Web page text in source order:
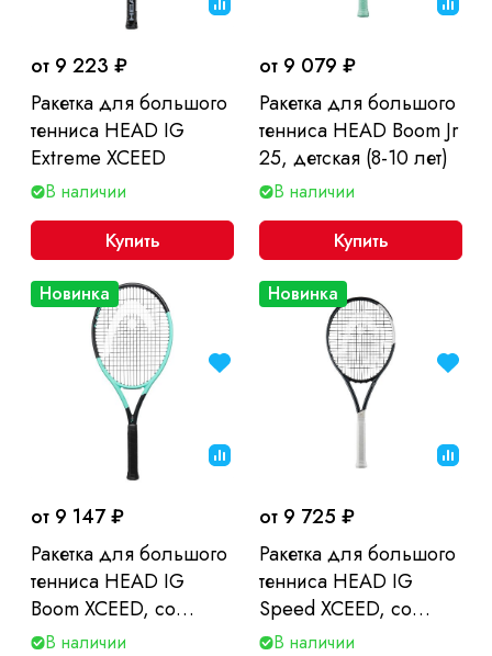
от 9 223 ₽
Ракетка для большого
тенниса HEAD IG
Extreme XCEED
В наличии
Купить
от 9 079 ₽
Ракетка для большого
тенниса HEAD Boom Jr
25, детская (8-10 лет)
В наличии
Купить
Новинка
от 9 147 ₽
Ракетка для большого
тенниса HEAD IG
Boom XCEED, со
струнами, без чехла
В наличии
Новинка
от 9 725 ₽
Ракетка для большого
тенниса HEAD IG
Speed XCEED, со
струнами, без чехла
В наличии